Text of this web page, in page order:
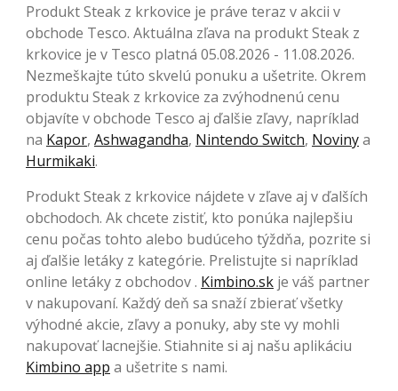
Produkt Steak z krkovice je práve teraz v akcii v
obchode Tesco. Aktuálna zľava na produkt Steak z
krkovice je v Tesco platná 05.08.2026 - 11.08.2026.
Nezmeškajte túto skvelú ponuku a ušetrite. Okrem
produktu Steak z krkovice za zvýhodnenú cenu
objavíte v obchode Tesco aj ďalšie zľavy, napríklad
na Kapor, Ashwagandha, Nintendo Switch, Novinya
Hurmikaki.
Produkt Steak z krkovice nájdete v zľave aj v ďalších
obchodoch. Ak chcete zistiť, kto ponúka najlepšiu
cenu počas tohto alebo budúceho týždňa, pozrite si
aj ďalšie letáky z kategórie. Prelistujte si napríklad
online letáky z obchodov . Kimbino.sk je váš partner
v nakupovaní. Každý deň sa snaží zbierať všetky
výhodné akcie, zľavy a ponuky, aby ste vy mohli
nakupovať lacnejšie. Stiahnite si aj našu aplikáciu
Kimbino app a ušetrite s nami.